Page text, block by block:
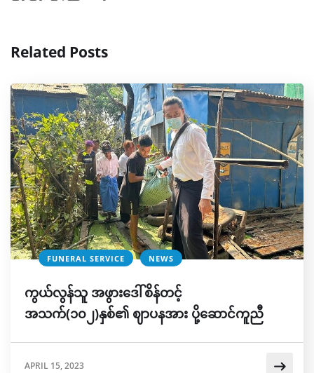
Related Posts
FUNERAL SERVICE NEWS
ကွယ်လွန်သူ အဖွားဒေါ်စိန်တင့်
အသက်(၁၀၂)နှစ်၏ ဈာပနအား ပို့ဆောင်ကူညီ
APRIL 15, 2023